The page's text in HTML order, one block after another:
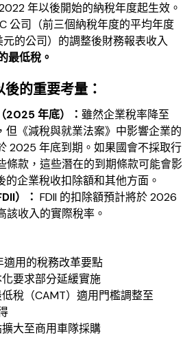
年以後開始的納稅年度起生效。
公司（前三個納稅年度的平均年度
元的公司）的調整後財務報表收入
最低稅。
的重要考量：
2025 年底）： 雖然企業稅率降至
但《減稅與就業法案》中影響企業的
2025 年底到期。如果國會不採取行
條款，這些潛在的到期條款可能會影
企業稅收扣除額和其他方面。
）： FDII 的扣除額預計將於 2026
該收入的實際稅率。
用的稅務改革要點
要求部分延緩實施
稅（CAMT）適用門檻調整至
大至商用車隊採購